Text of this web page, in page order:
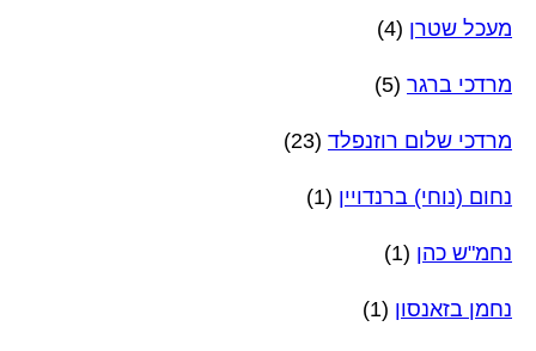
מעכל שטרן (4)
מרדכי ברגר (5)
מרדכי שלום רוזנפלד (23)
נחום (נוחי) ברנדויין (1)
נחמ"ש כהן (1)
נחמן בזאנסון (1)